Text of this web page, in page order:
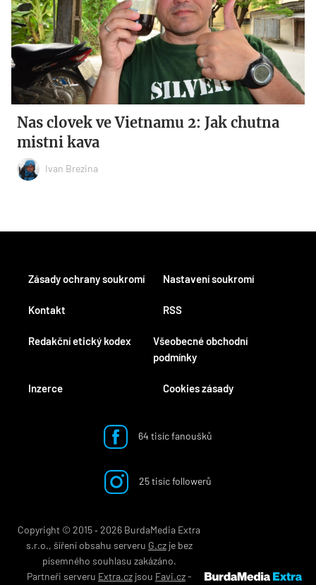
Nas clovek ve Vietnamu 2: Jak chutna
mistni kava
Ivan Brezina
Kontakt
Redakční etický kodex
Inzerce
RSS
Všeobecné obchodní
podmínky
Cookies zásady
Zásady ochrany soukromí Nastavení soukromí
64 tisíc fanoušků
25 tisíc followerů
Copyright © 2015 ‐ 2026 BurdaMedia Extra
s.r.o., šíření obsahu serveru G.czje bez
písemného souhlasu zakázáno.
Partneři serveru Extra.czjsou Favi.cz-